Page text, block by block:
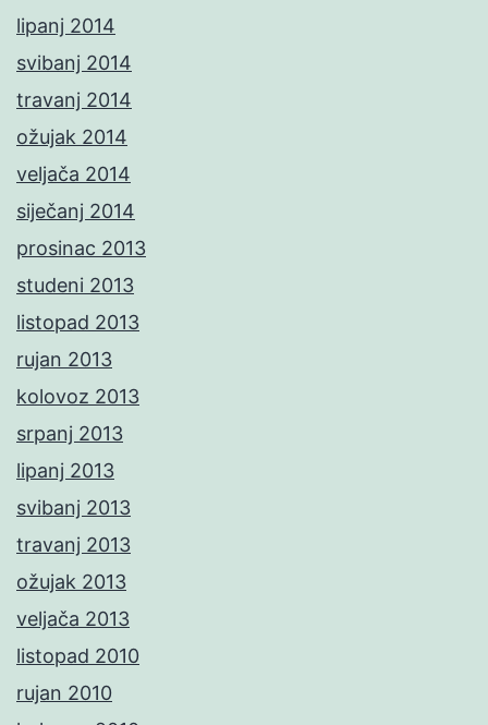
lipanj 2014
svibanj 2014
travanj 2014
ožujak 2014
veljača 2014
siječanj 2014
prosinac 2013
studeni 2013
listopad 2013
rujan 2013
kolovoz 2013
srpanj 2013
lipanj 2013
svibanj 2013
travanj 2013
ožujak 2013
veljača 2013
listopad 2010
rujan 2010